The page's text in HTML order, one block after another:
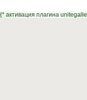
{* активация плагина